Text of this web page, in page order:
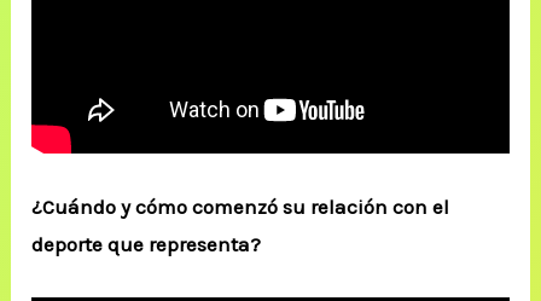
¿Cuándo y cómo comenzó su relación con el
deporte que representa?